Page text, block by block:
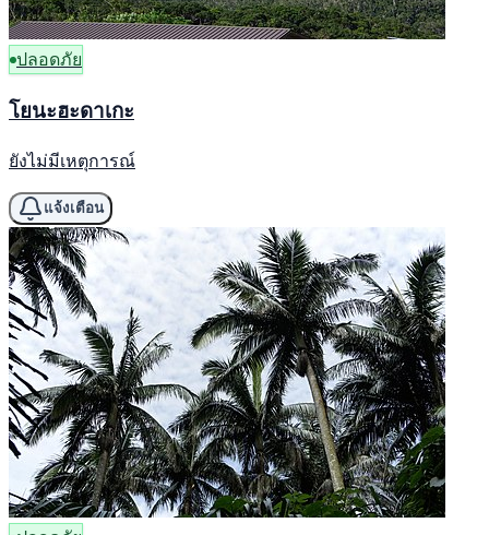
ปลอดภัย
โยนะฮะดาเกะ
ยังไม่มีเหตุการณ์
แจ้งเตือน